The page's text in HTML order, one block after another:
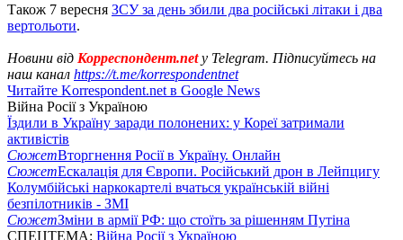
Також 7 вересня ЗСУ за день збили два російські літаки і два
вертольоти.
Новини від Корреспондент.netу Telegram. Підписуйтесь на
наш канал https://t.me/korrespondentnet
Читайте Korrespondent.net в Google News
Війна Росії з Україною
Їздили в Україну заради полонених: у Кореї затримали
активістів
СюжетВторгнення Росії в Україну. Онлайн
СюжетЕскалація для Європи. Російський дрон в Лейпцигу
Колумбійські наркокартелі вчаться українській війні
безпілотників - ЗМІ
СюжетЗміни в армії РФ: що стоїть за рішенням Путіна
СПЕЦТЕМА: Війна Росії з Україною